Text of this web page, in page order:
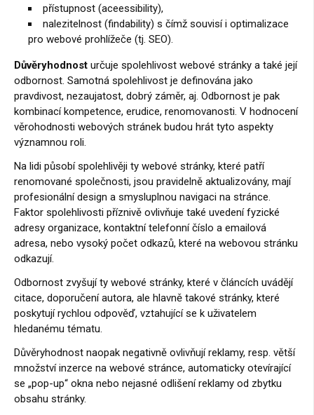
přístupnost (aceessibility),
nalezitelnost (findability) s čímž souvisí i optimalizace
pro webové prohlížeče (tj. SEO).
Důvěryhodnost určuje spolehlivost webové stránky a také její
odbornost. Samotná spolehlivost je definována jako
pravdivost, nezaujatost, dobrý záměr, aj. Odbornost je pak
kombinací kompetence, erudice, renomovanosti. V hodnocení
věrohodnosti webových stránek budou hrát tyto aspekty
významnou roli.
Na lidi působí spolehlivěji ty webové stránky, které patří
renomované společnosti, jsou pravidelně aktualizovány, mají
profesionální design a smysluplnou navigaci na stránce.
Faktor spolehlivosti příznivě ovlivňuje také uvedení fyzické
adresy organizace, kontaktní telefonní číslo a emailová
adresa, nebo vysoký počet odkazů, které na webovou stránku
odkazují.
Odbornost zvyšují ty webové stránky, které v článcích uvádějí
citace, doporučení autora, ale hlavně takové stránky, které
poskytují rychlou odpověď, vztahující se k uživatelem
hledanému tématu.
Důvěryhodnost naopak negativně ovlivňují reklamy, resp. větší
množství inzerce na webové stránce, automaticky otevírající
se „pop-up“ okna nebo nejasné odlišení reklamy od zbytku
obsahu stránky.